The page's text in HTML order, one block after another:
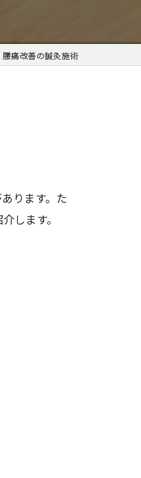
腰痛改善の鍼灸施術
ります。た
します。